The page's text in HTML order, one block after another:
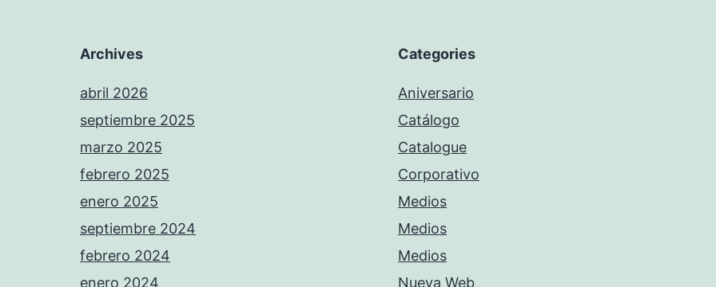
Archives
abril 2026
septiembre 2025
marzo 2025
febrero 2025
enero 2025
septiembre 2024
febrero 2024
enero 2024
Categories
Aniversario
Catálogo
Catalogue
Corporativo
Medios
Medios
Medios
Nueva Web